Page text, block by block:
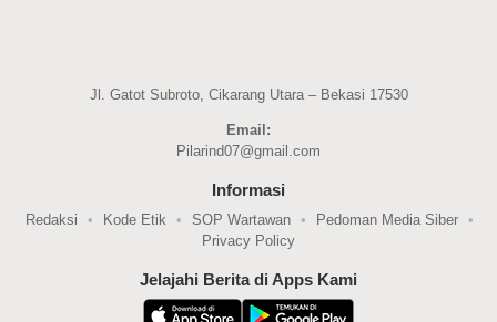
Jl. Gatot Subroto, Cikarang Utara – Bekasi 17530
Email:
Pilarind07@gmail.com
Informasi
Redaksi Kode Etik SOP Wartawan
Pedoman Media Siber
Privacy Policy
Jelajahi Berita di Apps Kami